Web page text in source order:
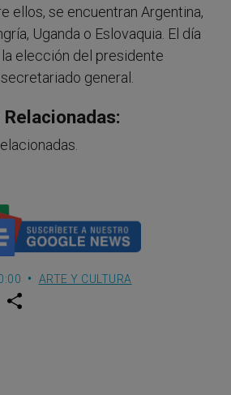
ellos, se encuentran Argentina,
Uganda o Eslovaquia. El día
elección del presidente
general.
ARTE Y CULTURA
w